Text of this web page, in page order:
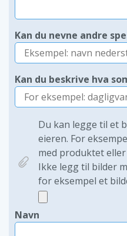
Kan du nevne andre
Kan du beskrive hva
Du kan legge til et
eieren. For
med produktet
Ikke legg til bilder
for eksempel et
Navn